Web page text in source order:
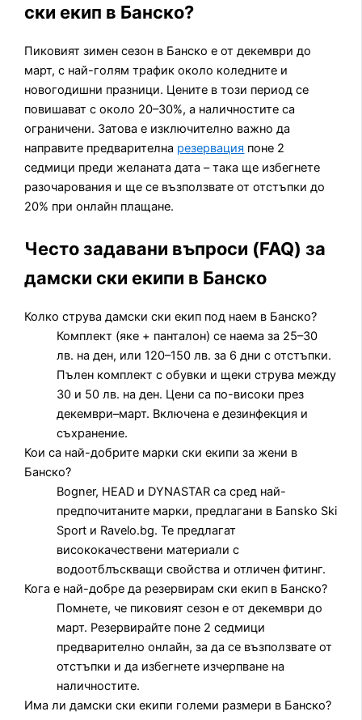
ски екип в Банско?
Пиковият зимен сезон в Банско е от декември до
март, с най-голям трафик около коледните и
новогодишни празници. Цените в този период се
повишават с около 20–30%, а наличностите са
ограничени. Затова е изключително важно да
направите предварителна резервация поне 2
седмици преди желаната дата – така ще избегнете
разочарования и ще се възползвате от отстъпки до
20% при онлайн плащане.
Често задавани въпроси (FAQ) за
дамски ски екипи в Банско
Колко струва дамски ски екип под наем в Банско?
Комплект (яке + панталон) се наема за 25–30
лв. на ден, или 120–150 лв. за 6 дни с отстъпки.
Пълен комплект с обувки и щеки струва между
30 и 50 лв. на ден. Цени са по-високи през
декември–март. Включена е дезинфекция и
съхранение.
Кои са най-добрите марки ски екипи за жени в
Банско?
Bogner, HEAD и DYNASTAR са сред най-
предпочитаните марки, предлагани в Бansko Ski
Sport и Ravelo.bg. Те предлагат
висококачествени материали с
водоотблъскващи свойства и отличен фитинг.
Кога е най-добре да резервирам ски екип в Банско?
Помнете, че пиковият сезон е от декември до
март. Резервирайте поне 2 седмици
предварително онлайн, за да се възползвате от
отстъпки и да избегнете изчерпване на
наличностите.
Има ли дамски ски екипи големи размери в Банско?